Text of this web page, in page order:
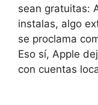
sean gratuitas:
instalas, algo
se proclama
Eso sí, Apple
con cuentas